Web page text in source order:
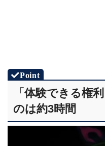
「体験できる権
のは約3時間